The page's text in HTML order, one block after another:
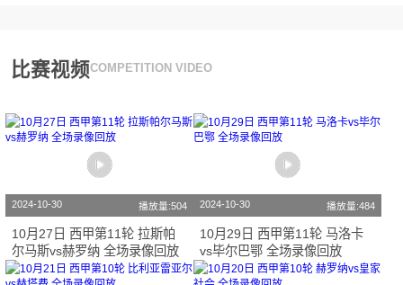
比赛视频COMPETITION VIDEO
2024-10-30 播放量:504
10月27日 西甲第11轮 拉斯帕
尔马斯vs赫罗纳 全场录像回放
2024-10-30 播放量:484
10月29日 西甲第11轮 马洛卡
vs毕尔巴鄂 全场录像回放